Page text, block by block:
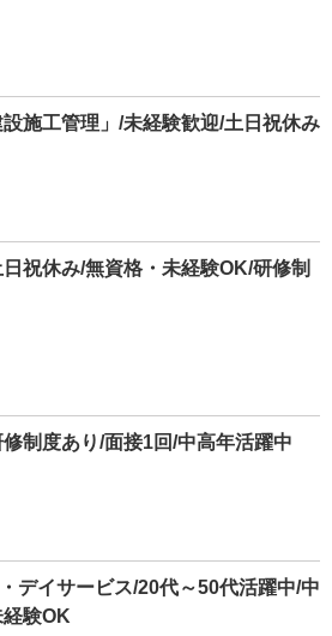
施工管理」/未経験歓迎/土日祝休み
祝休み/無資格・未経験OK/研修制
制度あり/面接1回/中高年活躍中
デイサービス/20代～50代活躍中/中
験OK